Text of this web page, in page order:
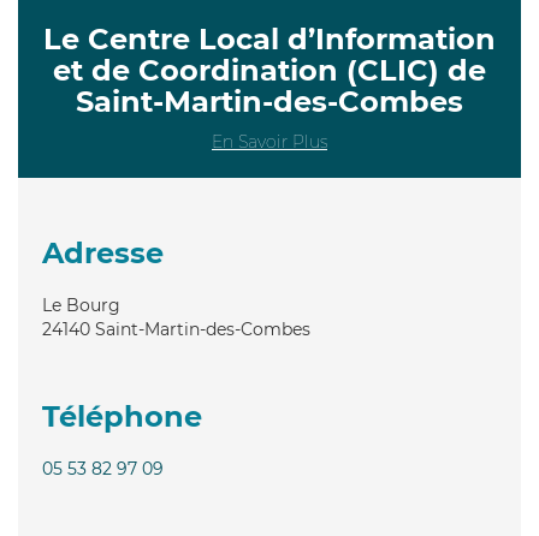
Le Centre Local d’Information
et de Coordination (CLIC) de
Saint-Martin-des-Combes
En Savoir Plus
Adresse
Le Bourg
24140 Saint-Martin-des-Combes
Téléphone
05 53 82 97 09